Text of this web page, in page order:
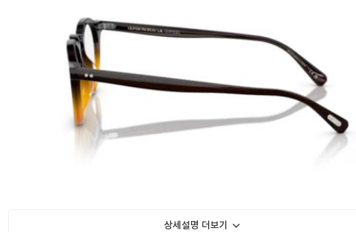
상세설명 더보기